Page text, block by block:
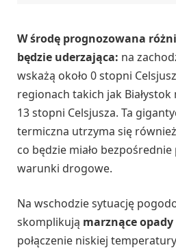
W środę prognozowana
będzie uderzająca: na
wskażą około 0 stopni
regionach takich jak
13 stopni Celsjusza. Ta
termiczna utrzyma się
co będzie miało bezpośrednie
warunki drogowe.
Na wschodzie sytuację
skomplikują marznące
połączenie niskiej